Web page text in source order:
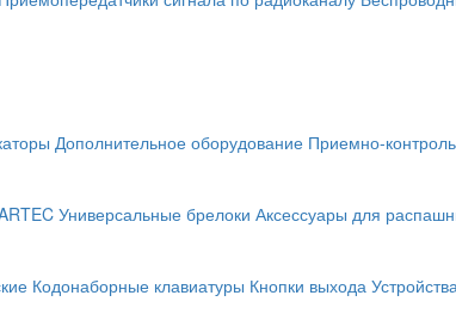
Дополнительное оборудование Приемно-
Универсальные брелоки Аксессуары для
Кодонаборные клавиатуры Кнопки выхода